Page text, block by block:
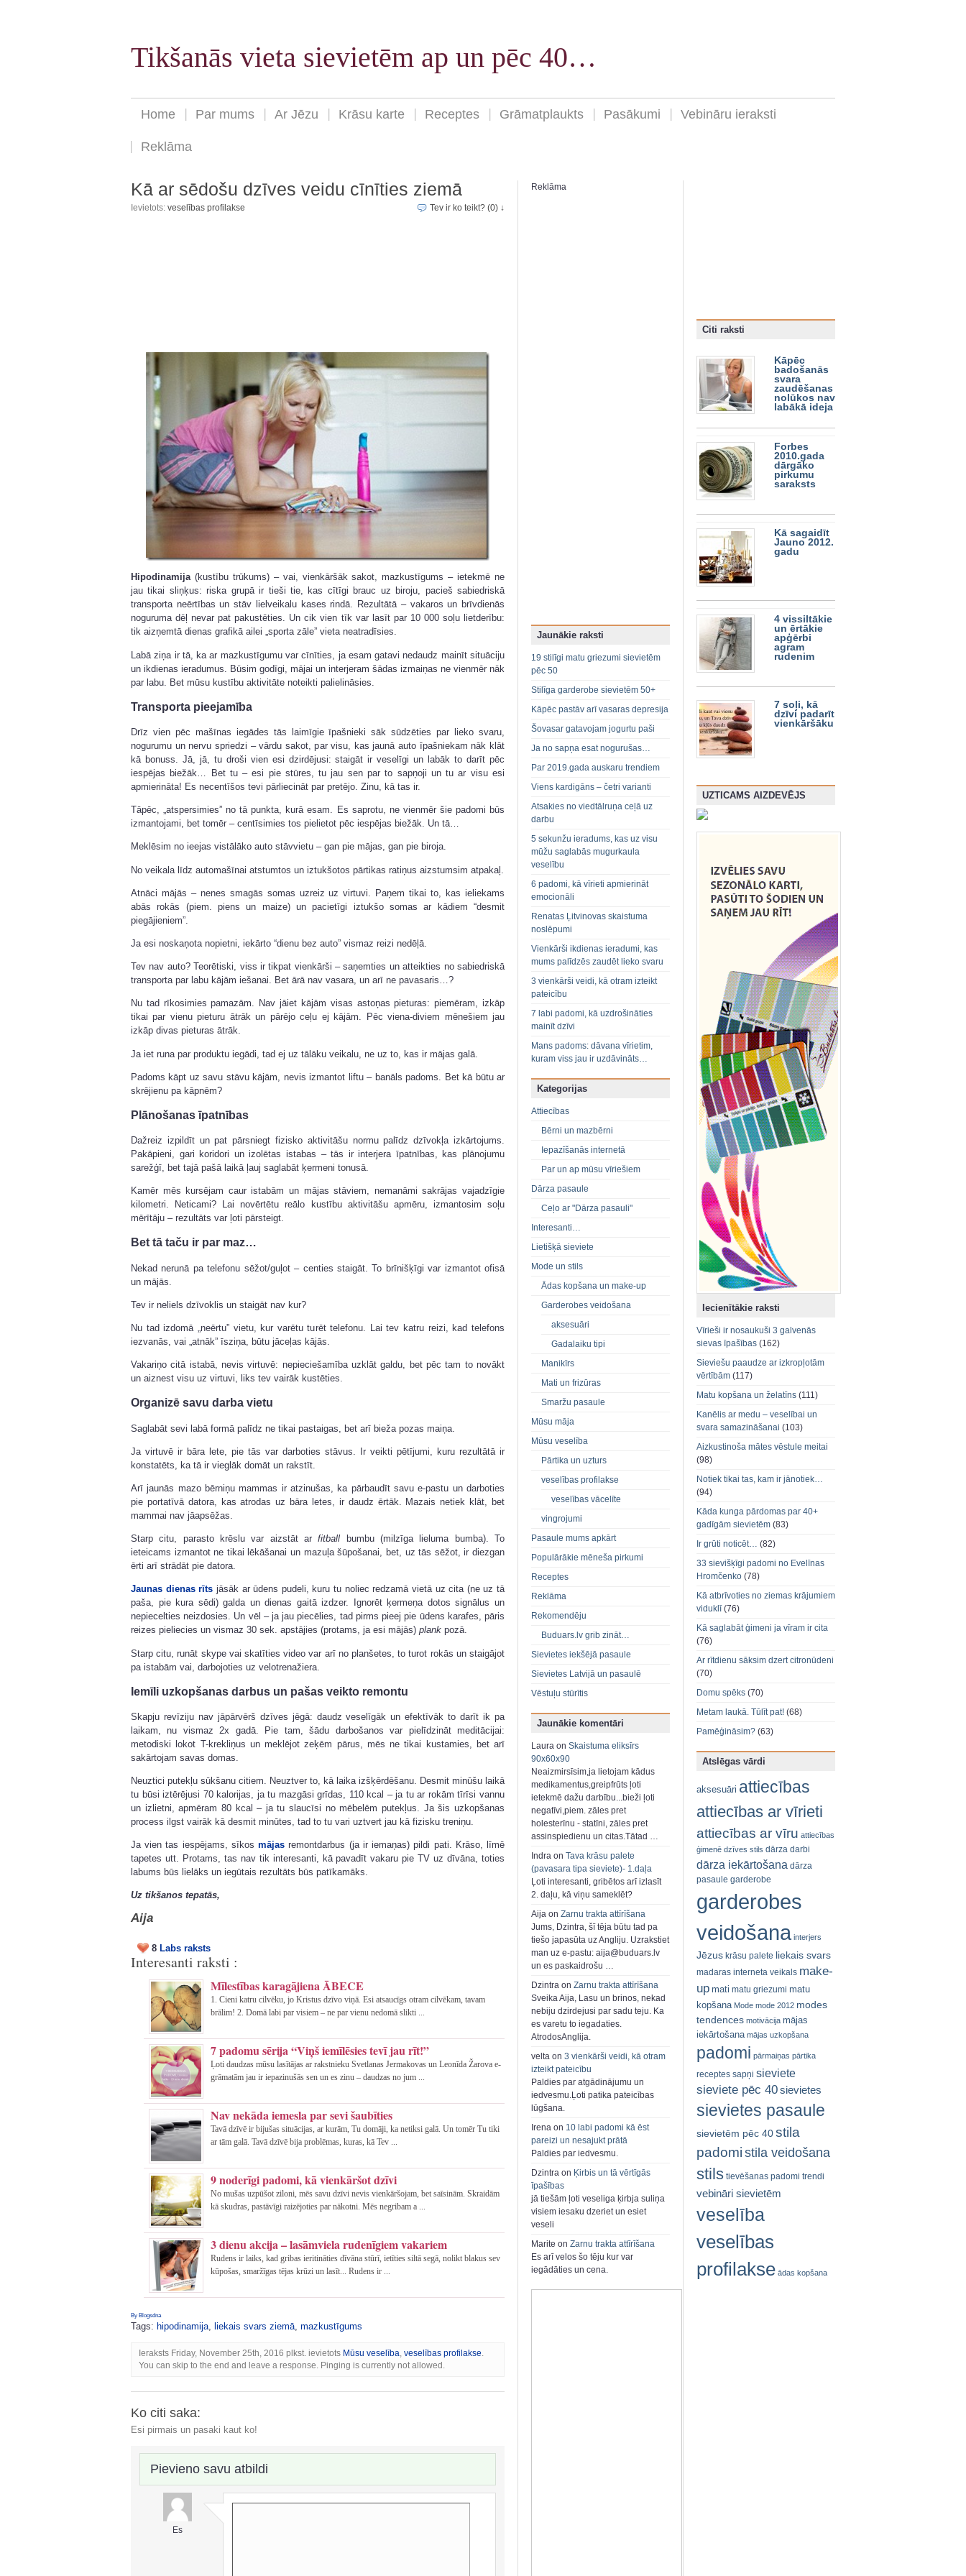
Tikšanās vieta sievietēm ap un pēc 40…
Home Par mums Ar Jēzu Krāsu karte Receptes Grāmatplaukts Pasākumi Vebināru ieraksti
Reklāma
Kā ar sēdošu dzīves veidu cīnīties ziemā
Ievietots: veselības profilakse Tev ir ko teikt? (0) ↓
Hipodinamija(kustību trūkums) – vai, vienkāršāk sakot, mazkustīgums – ietekmē ne
jau tikai sliņķus: riska grupā ir tieši tie, kas cītīgi brauc uz biroju, pacieš sabiedriskā
transporta neērtības un stāv lielveikalu kases rindā. Rezultātā – vakaros un brīvdienās
noguruma dēļ nevar pat pakustēties. Un cik vien tīk var lasīt par 10 000 soļu lietderību:
tik aizņemtā dienas grafikā ailei „sporta zāle” vieta neatradīsies.
Labā ziņa ir tā, ka ar mazkustīgumu var cīnīties, ja esam gatavi nedaudz mainīt situāciju
un ikdienas ieradumus. Būsim godīgi, mājai un interjeram šādas izmaiņas ne vienmēr nāk
par labu. Bet mūsu kustību aktivitāte noteikti palielināsies.
Transporta pieejamība
Drīz vien pēc mašīnas iegādes tās laimīgie īpašnieki sāk sūdzēties par lieko svaru,
nogurumu un nervu spriedzi – vārdu sakot, par visu, kas jaunā auto īpašniekam nāk klāt
kā bonuss. Jā, jā, tu droši vien esi dzirdējusi: staigāt ir veselīgi un labāk to darīt pēc
iespējas biežāk… Bet tu – esi pie stūres, tu jau sen par to sapņoji un tu ar visu esi
apmierināta! Es necentīšos tevi pārliecināt par pretējo. Zinu, kā tas ir.
Tāpēc, „atspersimies” no tā punkta, kurā esam. Es saprotu, ne vienmēr šie padomi būs
izmantojami, bet tomēr – centīsimies tos pielietot pēc iespējas biežāk. Un tā…
Meklēsim no ieejas vistālāko auto stāvvietu – gan pie mājas, gan pie biroja.
No veikala līdz automašīnai atstumtos un iztukšotos pārtikas ratiņus aizstumsim atpakaļ.
Atnāci mājās – nenes smagās somas uzreiz uz virtuvi. Paņem tikai to, kas ieliekams
abās rokās (piem. piens un maize) un pacietīgi iztukšo somas ar kādiem “desmit
piegājieniem”.
Ja esi noskaņota nopietni, iekārto “dienu bez auto” vismaz reizi nedēļā.
Tev nav auto? Teorētiski, viss ir tikpat vienkārši – saņemties un atteikties no sabiedriskā
transporta par labu kājām iešanai. Bet ārā nav vasara, un arī ne pavasaris…?
Nu tad rīkosimies pamazām. Nav jāiet kājām visas astoņas pieturas: piemēram, izkāp
tikai par vienu pieturu ātrāk un pārējo ceļu ej kājām. Pēc viena-diviem mēnešiem jau
izkāp divas pieturas ātrāk.
Ja iet runa par produktu iegādi, tad ej uz tālāku veikalu, ne uz to, kas ir mājas galā.
Padoms kāpt uz savu stāvu kājām, nevis izmantot liftu – banāls padoms. Bet kā būtu ar
skrējienu pa kāpnēm?
Plānošanas īpatnības
Dažreiz izpildīt un pat pārsniegt fizisko aktivitāšu normu palīdz dzīvokļa izkārtojums.
Pakāpieni, gari koridori un izolētas istabas – tās ir interjera īpatnības, kas plānojumu
sarežģī, bet tajā pašā laikā ļauj saglabāt ķermeni tonusā.
Kamēr mēs kursējam caur istabām un mājas stāviem, nemanāmi sakrājas vajadzīgie
kilometri. Neticami? Lai novērtētu reālo kustību aktivitāšu apmēru, izmantosim soļu
mērītāju – rezultāts var ļoti pārsteigt.
Bet tā taču ir par maz…
Nekad nerunā pa telefonu sēžot/guļot – centies staigāt. To brīnišķīgi var izmantot ofisā
un mājās.
Tev ir neliels dzīvoklis un staigāt nav kur?
Nu tad izdomā „neērtu” vietu, kur varētu turēt telefonu. Lai tev katru reizi, kad telefons
iezvanās, vai „atnāk” īsziņa, būtu jāceļas kājās.
Vakariņo citā istabā, nevis virtuvē: nepieciešamība uzklāt galdu, bet pēc tam to novākt
un aiznest visu uz virtuvi, liks tev vairāk kustēties.
Organizē savu darba vietu
Saglabāt sevi labā formā palīdz ne tikai pastaigas, bet arī bieža pozas maiņa.
Ja virtuvē ir bāra lete, pie tās var darboties stāvus. Ir veikti pētījumi, kuru rezultātā ir
konstatēts, ka tā ir vieglāk domāt un rakstīt.
Arī jaunās mazo bērniņu mammas ir atzinušas, ka pārbaudīt savu e-pastu un darboties
pie portatīvā datora, kas atrodas uz bāra letes, ir daudz ērtāk. Mazais netiek klāt, bet
mammai nav jāapsēžas.
Starp citu, parasto krēslu var aizstāt arfitball
bumbu (milzīga lieluma bumba). To
ieteicams izmantot ne tikai lēkāšanai un mazuļa šūpošanai, bet, uz tās sēžot, ir diezgan
ērti arī strādāt pie datora.
Jaunas dienas rīts jāsāk ar ūdens pudeli, kuru tu noliec redzamā vietā uz cita (ne uz tā
paša, pie kura sēdi) galda un dienas gaitā izdzer. Ignorēt ķermeņa dotos signālus un
nepiecelties neizdosies. Un vēl – ja jau piecēlies, tad pirms pieej pie ūdens karafes, pāris
reizes pieliecies un vismaz 30 sek. apstājies (protams, ja esi mājās) plank pozā.
Starp citu, runāt skype vai skatīties video var arī no planšetes, to turot rokās un staigājot
pa istabām vai, darbojoties uz velotrenažiera.
Iemīli uzkopšanas darbus un pašas veikto remontu
Skapju revīziju nav jāpārvērš dzīves jēgā: daudz veselīgāk un efektīvāk to darīt ik pa
laikam, nu vismaz 2x gadā. Pie tam, šādu darbošanos var pielīdzināt meditācijai:
metodiski lokot T-krekliņus un meklējot zeķēm pārus, mēs ne tikai kustamies, bet arī
sakārtojam savas domas.
Neuztici putekļu sūkšanu citiem. Neuztver to, kā laika izšķērdēšanu. Desmit minūšu laikā
tu būsi iztērējusi 70 kalorijas, ja tu mazgāsi grīdas, 110 kcal – ja tu ar rokām tīrīsi vannu
un izlietni, apmēram 80 kcal – ja tu slaucīsi no mēbelēm putekļus. Ja šis uzkopšanas
process ilgst vairāk kā desmit minūtes, tad to tu vari uztvert jau kā fizisku treniņu.
Ja vien tas iespējams, sīkosmājas remontdarbus (ja ir iemaņas) pildi pati. Krāso, līmē
tapetes utt. Protams, tas nav tik interesanti, kā pavadīt vakaru pie TV uz dīvāna, toties
labums būs lielāks un iegūtais rezultāts būs patīkamāks.
Uz tikšanos tepatās,
Aija
8 Labs raksts
Interesanti raksti :
Mīlestības karagājiena ĀBECE
1. Cieni katru cilvēku, jo Kristus dzīvo viņā. Esi atsaucīgs otram cilvēkam, tavam
brālim! 2. Domā labi par visiem – ne par vienu nedomā slikti ...
7 padomu sērija “Viņš iemīlēsies tevī jau rīt!”
Ļoti daudzas mūsu lasītājas ar rakstnieku Svetlanas Jermakovas un Leonīda Žarova e-
grāmatām jau ir iepazinušās sen un es zinu – daudzas no jum ...
Nav nekāda iemesla par sevi šaubīties
Tavā dzīvē ir bijušas situācijas, ar kurām, Tu domāji, ka netiksi galā. Un tomēr Tu tiki
ar tām galā. Tavā dzīvē bija problēmas, kuras, kā Tev ...
9 noderīgi padomi, kā vienkāršot dzīvi
No mušas uzpūšot ziloni, mēs savu dzīvi nevis vienkāršojam, bet saīsinām. Skraidām
kā skudras, pastāvīgi raizējoties par nākotni. Mēs negribam a ...
3 dienu akcija – lasāmviela rudenīgiem vakariem
Rudens ir laiks, kad gribas ieritināties dīvāna stūrī, ietīties siltā segā, nolikt blakus sev
kūpošas, smaržīgas tējas krūzi un lasīt... Rudens ir ...
By Blogsdna
Tags: hipodinamija liekais svars ziemā mazkustīgums
Ieraksts Friday, November 25th, 2016 plkst. ievietots Mūsu veselība veselības profilakse
You can skip to the end and leave a response. Pinging is currently not allowed.
Ko citi saka:
Esi pirmais un pasaki kaut ko!
Pievieno savu atbildi
Es
Reklāma
Jaunākie raksti
19 stilīgi matu griezumi sievietēm
pēc 50
Stilīga garderobe sievietēm 50+
Kāpēc pastāv arī vasaras depresija
Šovasar gatavojam jogurtu paši
Ja no sapņa esat nogurušas…
Par 2019.gada auskaru trendiem
Viens kardigāns – četri varianti
Atsakies no viedtālruņa ceļā uz
darbu
5 sekunžu ieradums, kas uz visu
mūžu saglabās mugurkaula
veselību
6 padomi, kā vīrieti apmierināt
emocionāli
Renatas Ļitvinovas skaistuma
noslēpumi
Vienkārši ikdienas ieradumi, kas
mums palīdzēs zaudēt lieko svaru
3 vienkārši veidi, kā otram izteikt
pateicību
7 labi padomi, kā uzdrošināties
mainīt dzīvi
Mans padoms: dāvana vīrietim,
kuram viss jau ir uzdāvināts…
Kategorijas
Attiecības
Bērni un mazbērni
Iepazīšanās internetā
Par un ap mūsu vīriešiem
Dārza pasaule
Ceļo ar "Dārza pasauli"
Interesanti…
Lietišķā sieviete
Mode un stils
Ādas kopšana un make-up
Garderobes veidošana
aksesuāri
Gadalaiku tipi
Manikīrs
Mati un frizūras
Smaržu pasaule
Mūsu māja
Mūsu veselība
Pārtika un uzturs
veselības profilakse
veselības vācelīte
vingrojumi
Pasaule mums apkārt
Populārākie mēneša pirkumi
Receptes
Reklāma
Rekomendēju
Buduars.lv grib zināt…
Sievietes iekšējā pasaule
Sievietes Latvijā un pasaulē
Vēstuļu stūrītis
Jaunākie komentāri
Laura on Skaistuma eliksīrs
90x60x90
Neaizmirsīsim,ja lietojam kādus
medikamentus,greipfrūts ļoti
ietekmē dažu darbību...bieži ļoti
negatīvi,piem. zāles pret
holesterīnu - statīni, zāles pret
assinspiedienu un citas.Tātad …
Indra on Tava krāsu palete
(pavasara tipa sieviete)- 1.daļa
Ļoti interesanti, gribētos arī izlasīt
2. daļu, kā viņu sameklēt?
Aija on Zarnu trakta attīrīšana
Jums, Dzintra, šī tēja būtu tad pa
tiešo japasūta uz Angliju. Uzrakstiet
man uz e-pastu: aija@buduars.lv
un es paskaidrošu …
Dzintra on Zarnu trakta attīrīšana
Sveika Aija, Lasu un brinos, nekad
nebiju dzirdejusi par sadu teju. Ka
es varetu to iegadaties.
AtrodosAnglija.
velta on 3 vienkārši veidi, kā otram
izteikt pateicību
Paldies par atgādinājumu un
iedvesmu.Ļoti patika pateicības
lūgšana.
Irena on 10 labi padomi kā ēst
pareizi un nesajukt prātā
Paldies par iedvesmu.
Dzintra on Ķirbis un tā vērtīgās
īpašības
jā tiešām ļoti veseliga ķirbja suliņa
visiem iesaku dzeriet un esiet
veseli
Marite on Zarnu trakta attīrīšana
Es arī velos šo tēju kur var
iegādāties un cena.
Citi raksti
Kāpēc
badošanās
svara
zaudēšanas
nolūkos nav
labākā ideja
Forbes
2010.gada
dārgāko
pirkumu
saraksts
Kā sagaidīt
Jauno 2012.
gadu
4 vissiltākie
un ērtākie
apģērbi
agram
rudenim
7 soļi, kā
dzīvi padarīt
vienkāršāku
UZTICAMS AIZDEVĒJS
Iecienītākie raksti
Vīrieši ir nosaukuši 3 galvenās
sievas īpašības (162)
Sieviešu paaudze ar izkropļotām
vērtībām (117)
Matu kopšana un želatīns (111)
Kanēlis ar medu – veselībai un
svara samazināšanai (103)
Aizkustinoša mātes vēstule meitai
(98)
Notiek tikai tas, kam ir jānotiek…
(94)
Kāda kunga pārdomas par 40+
gadīgām sievietēm (83)
Ir grūti noticēt… (82)
33 sievišķīgi padomi no Evelīnas
Hromčenko (78)
Kā atbrīvoties no ziemas krājumiem
viduklī(76)
Kā saglabāt ģimeni ja vīram ir cita
(76)
Ar rītdienu sāksim dzert citronūdeni
(70)
Domu spēks (70)
Metam laukā. Tūlīt pat! (68)
Pamēģināsim? (63)
Atslēgas vārdi
aksesuāri attiecības
attiecības ar vīrieti
attiecības ar vīru attiecības
ģimenē dzīves stils dārza darbi
dārza iekārtošana dārza
pasaule garderobe
garderobes
veidošana interjers
Jēzus krāsu palete liekais svars
madaras interneta veikals make-
up mati matu griezumi matu
kopšana Mode mode 2012 modes
tendences motivācija mājas
iekārtošana mājas uzkopšana
padomi pārmaiņas pārtika
receptes sapņi sieviete
sieviete pēc 40sievietes
sievietes pasaule
sievietēm pēc 40stila
padomistila veidošana
stils tievēšanas padomi trendi
vebināri sievietēm
veselība
veselības
profilakse ādas kopšana